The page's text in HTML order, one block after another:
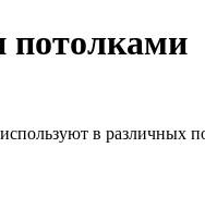
потолками
в различных